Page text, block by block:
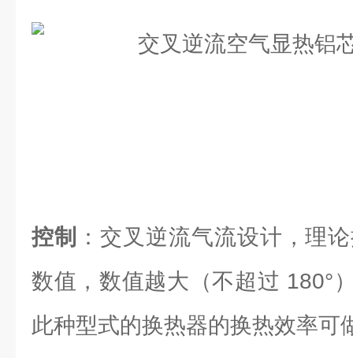
控制
：交叉逆流气流设计，理
数值，数值越大（不超过 180°
此种型式的换热器的换热效率可